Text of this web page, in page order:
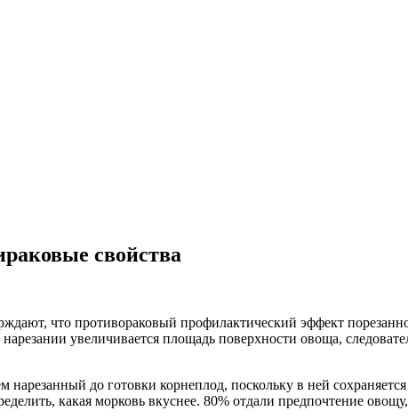
свойства
что противораковый профилактический эффект
увеличивается площадь поверхности овоща,
до готовки корнеплод, поскольку в ней
какая морковь вкуснее. 80% отдали предпочтение